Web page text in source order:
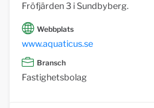
Fröfjärden 3 i Sundbyberg.
Webbplats
www.aquaticus.se
Bransch
Fastighetsbolag